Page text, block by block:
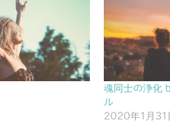
魂同士の浄化
ル
2020年1月31